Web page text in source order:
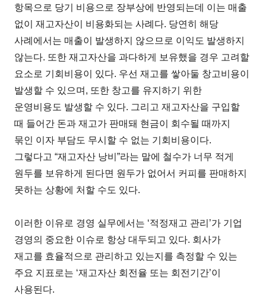
항목으로 당기 비용으로 장부상에 반영되는데 이는 매출
없이 재고자산이 비용화되는 사례다. 당연히 해당
사례에서는 매출이 발생하지 않으므로 이익도 발생하지
않는다. 또한 재고자산을 과다하게 보유했을 경우 고려할
요소로 기회비용이 있다. 우선 재고를 쌓아둘 창고비용이
발생할 수 있으며, 또한 창고를 유지하기 위한
운영비용도 발생할 수 있다. 그리고 재고자산을 구입할
때 들어간 돈과 재고가 판매돼 현금이 회수될 때까지
묶인 이자 부담도 무시할 수 없는 기회비용이다.
그렇다고 “재고자산 낭비”라는 말에 철수가 너무 적게
원두를 보유하게 된다면 원두가 없어서 커피를 판매하지
못하는 상황에 처할 수도 있다.
이러한 이유로 경영 실무에서는 ‘적정재고 관리’가 기업
경영의 중요한 이슈로 항상 대두되고 있다. 회사가
재고를 효율적으로 관리하고 있는지를 측정할 수 있는
주요 지표로는 ‘재고자산 회전율 또는 회전기간’이
사용된다.